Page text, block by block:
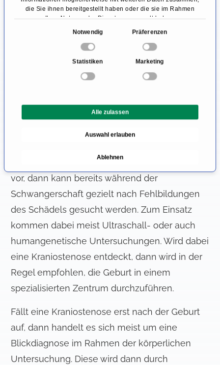
die Sie ihnen bereitgestellt haben oder die sie im Rahmen
Ihrer Nutzung der Dienste gesammelt haben.
s
a
u
s
a
h
l
Notwendig Präferenzen
Statistiken Marketing
Alle zulassen
Auswahl erlauben
Ablehnen
einhergehen kann.
Wie wird eine Kraniostenose
diagnostiziert?
Je nach Ausmaß der Erkrankung und
bereits vor Geburt oder erst im Alter von
einigen Monaten diagnostiziert werden. Liegen
Erkrankungen bzw. Syndrome in der Familie
vor, dann kann bereits während der
Schwangerschaft gezielt nach Fehlbildungen
des Schädels gesucht werden. Zum Einsatz
kommen dabei meist Ultraschall- oder auch
humangenetische Untersuchungen. Wird dabei
eine Kraniostenose entdeckt, dann wird in der
Regel empfohlen, die Geburt in einem
spezialisierten Zentrum durchzuführen.
Fällt eine Kraniostenose erst nach der Geburt
auf, dann handelt es sich meist um eine
Blickdiagnose im Rahmen der körperlichen
Untersuchung. Diese wird dann durch